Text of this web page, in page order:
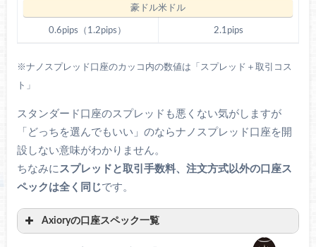
0.6pips（1.2pips） 2.1pips
※ナノスプレッド口座のカッコ内の数値は「スプレッド＋取引コス
ト」
スタンダード口座のスプレッドも悪くない気がしますが
「どっちを選んでもいい」のならナノスプレッド口座を開
設しない意味がわかりません。
ちなみにスプレッドと取引手数料、注文方式以外の口座ス
ペックは全く同じです。
Axioryの口座スペック一覧